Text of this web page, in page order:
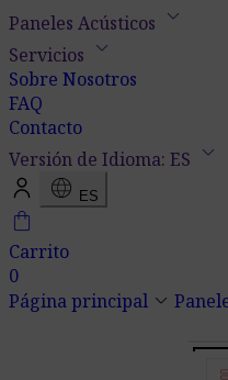
Paneles Acústicos keyboard_arrow_down
Servicios keyboard_arrow_down
Sobre Nosotros
FAQ
Contacto
Versión de Idioma: ES keyboard_arrow_down
language ES
shopping_bag
Carrito
0
Página principal keyboard_arrow_down